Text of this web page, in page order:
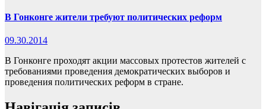
В Гонконге жители требуют политических реформ
09.30.2014
В Гонконге проходят акции массовых протестов жителей с
требованиями проведения демократических выборов и
проведения политических реформ в стране.